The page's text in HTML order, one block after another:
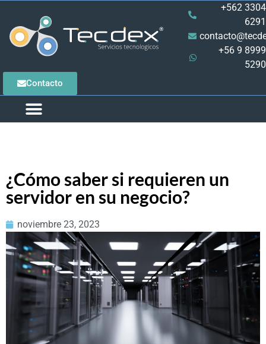
+562 3304
6291
+56 9 8999
5290
Contacto
¿Cómo saber si requieren un
servidor en su negocio?
noviembre 23, 2023